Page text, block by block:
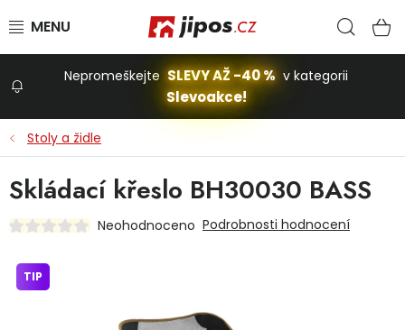
Stavba a dům
Nepromeškejte SLEVY AŽ -40 % v kategorii
Slevoakce!
Stoly a židle
Skládací křeslo BH30030 BASS
Neohodnoceno Podrobnosti hodnocení
TIP